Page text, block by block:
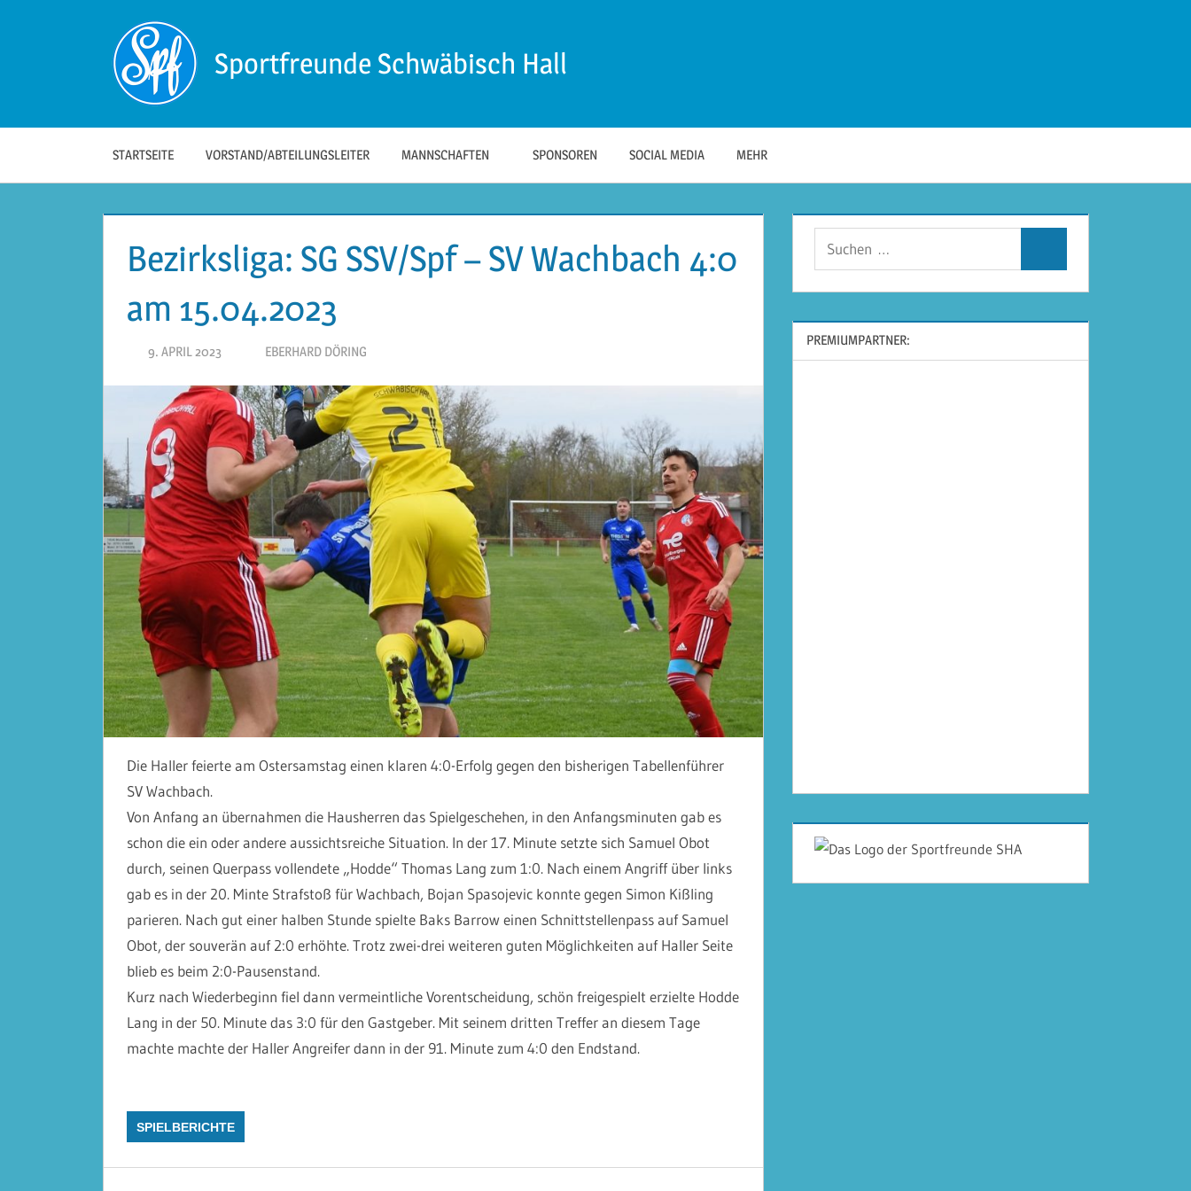
Sportfreunde Schwäbisch Hall
Die
offizielle
Sportfreunde
STARTSEITE VORSTAND/ABTEILUNGSLEITER MANNSCHAFTEN SPONSOREN SOCIAL MEDIA MEHR
Bezirksliga: SG SSV/Spf – SV Wachbach 4:0
am 15.04.2023
9. APRIL 2023 EBERHARD DÖRING
Die Haller feierte am Ostersamstag einen klaren 4:0-Erfolg gegen den bisherigen Tabellenführer
SV Wachbach.
Von Anfang an übernahmen die Hausherren das Spielgeschehen, in den Anfangsminuten gab es
schon die ein oder andere aussichtsreiche Situation. In der 17. Minute setzte sich Samuel Obot
durch, seinen Querpass vollendete „Hodde“ Thomas Lang zum 1:0. Nach einem Angriff über links
gab es in der 20. Minte Strafstoß für Wachbach, Bojan Spasojevic konnte gegen Simon Kißling
parieren. Nach gut einer halben Stunde spielte Baks Barrow einen Schnittstellenpass auf Samuel
Obot, der souverän auf 2:0 erhöhte. Trotz zwei-drei weiteren guten Möglichkeiten auf Haller Seite
blieb es beim 2:0-Pausenstand.
Kurz nach Wiederbeginn fiel dann vermeintliche Vorentscheidung, schön freigespielt erzielte Hodde
Lang in der 50. Minute das 3:0 für den Gastgeber. Mit seinem dritten Treffer an diesem Tage
machte machte der Haller Angreifer dann in der 91. Minute zum 4:0 den Endstand.
SPIELBERICHTE
PREMIUMPARTNER: